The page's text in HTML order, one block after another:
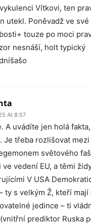
Vítkovi, ten
utekl. Poněvadž ve své
touze po moci
nesnáší, holt typický
At 8:57
A uvádíte jen holá
Je třeba rozlišovat
světového
ve vedení EU, a těmi
V USA
ty s velkým Ž, kteří
jedince – ti
prediktor Ruska